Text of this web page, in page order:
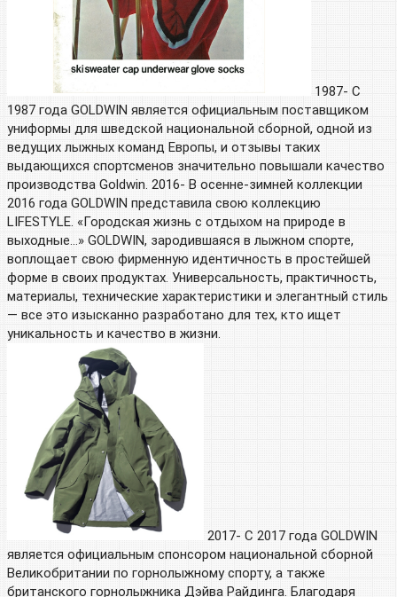
1987- С
1987 года GOLDWIN является официальным поставщиком
униформы для шведской национальной сборной, одной из
ведущих лыжных команд Европы, и отзывы таких
выдающихся спортсменов значительно повышали качество
производства Goldwin. 2016- В осенне-зимней коллекции
2016 года GOLDWIN представила свою коллекцию
LIFESTYLE. «Городская жизнь с отдыхом на природе в
выходные…» GOLDWIN, зародившаяся в лыжном спорте,
воплощает свою фирменную идентичность в простейшей
форме в своих продуктах. Универсальность, практичность,
материалы, технические характеристики и элегантный стиль
— все это изысканно разработано для тех, кто ищет
уникальность и качество в жизни.
2017- С 2017 года GOLDWIN
является официальным спонсором национальной сборной
Великобритании по горнолыжному спорту, а также
британского горнолыжника Дэйва Райдинга. Благодаря